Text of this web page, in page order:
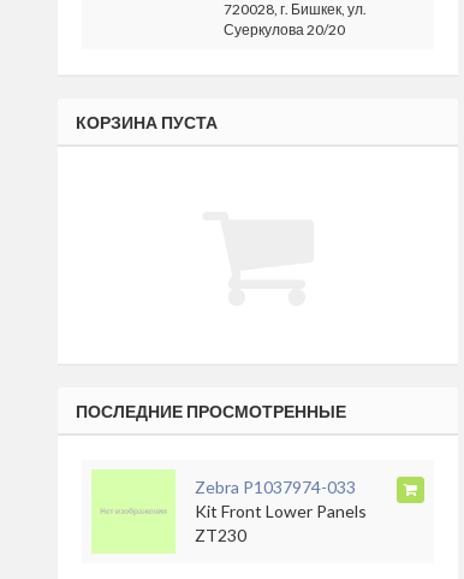
720028, г. Бишкек, ул.
Суеркулова 20/20
КОРЗИНА ПУСТА
ПОСЛЕДНИЕ ПРОСМОТРЕННЫЕ
Zebra P1037974-033
Kit Front Lower Panels
ZT230